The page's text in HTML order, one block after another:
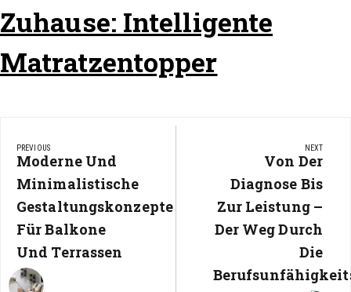
Zuhause: Intelligente
Matratzentopper
Beitragsnavigation
PREVIOUS
Previous
Post:
Moderne Und
Minimalistische
Gestaltungskonzepte
Für Balkone
Und Terrassen
NEXT
Next
Post:
Von Der
Diagnose Bis
Zur Leistung –
Der Weg Durch
Die